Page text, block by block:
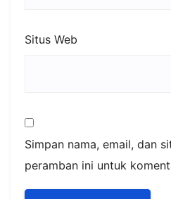
Situs Web
Simpan nama, email, dan
peramban ini untuk